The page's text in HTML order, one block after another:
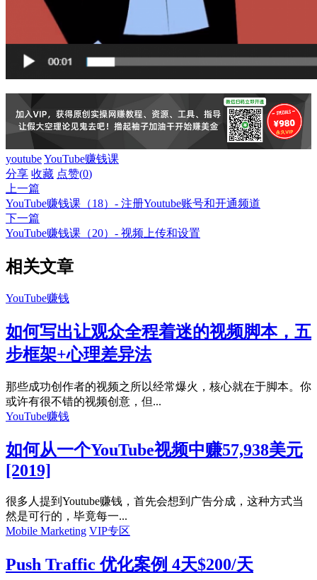
youtubeYouTube赚钱课
分享 收藏 点赞(0)
上一篇
YouTube赚钱课（18）- 注册Youtube账号和开通频道
下一篇
YouTube赚钱课（20）- 视频上传和设置
相关文章
YouTube赚钱
如何写出让观众全程着迷的视频脚本，五
步框架+心理差异法
那些成功创作者的视频之所以经常爆火，核心就在于脚本。你
或许有很不错的视频创意，但...
YouTube赚钱
如何从一个YouTube视频中赚57,938美元
[2019]
很多人提到Youtube赚钱，首先会想到广告分成，这种方式当
然是可行的，毕竟每一...
Mobile Marketing VIP专区
Push Traffic 优化案例 4天$200/天